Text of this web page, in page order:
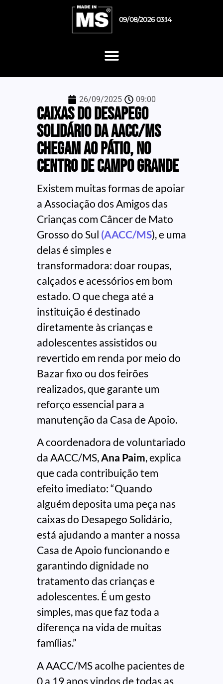
09/08/2026 03:14
26/09/2025 09:00
Caixas do Desapego
Solidário da AACC/MS
chegam ao Pátio, no
centro de Campo Grande
Existem muitas formas de apoiar
a Associação dos Amigos das
Crianças com Câncer de Mato
Grosso do Sul (AACC/MS), e uma
delas é simples e
transformadora: doar roupas,
calçados e acessórios em bom
estado. O que chega até a
instituição é destinado
diretamente às crianças e
adolescentes assistidos ou
revertido em renda por meio do
Bazar fixo ou dos feirões
realizados, que garante um
reforço essencial para a
manutenção da Casa de Apoio.
A coordenadora de voluntariado
da AACC/MS,Ana Paim, explica
que cada contribuição tem
efeito imediato: “Quando
alguém deposita uma peça nas
caixas do Desapego Solidário,
está ajudando a manter a nossa
Casa de Apoio funcionando e
garantindo dignidade no
tratamento das crianças e
adolescentes. É um gesto
simples, mas que faz toda a
diferença na vida de muitas
famílias.”
A AACC/MS acolhe pacientes de
0 a 19 anos vindos de todas as